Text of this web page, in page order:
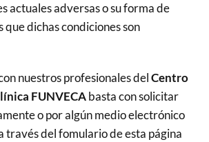
actuales adversas o su forma de
que dichas condiciones son
nuestros profesionales delCentro
FUNVECAbasta con solicitar
o por algún medio electrónico
través del fomulario de esta página